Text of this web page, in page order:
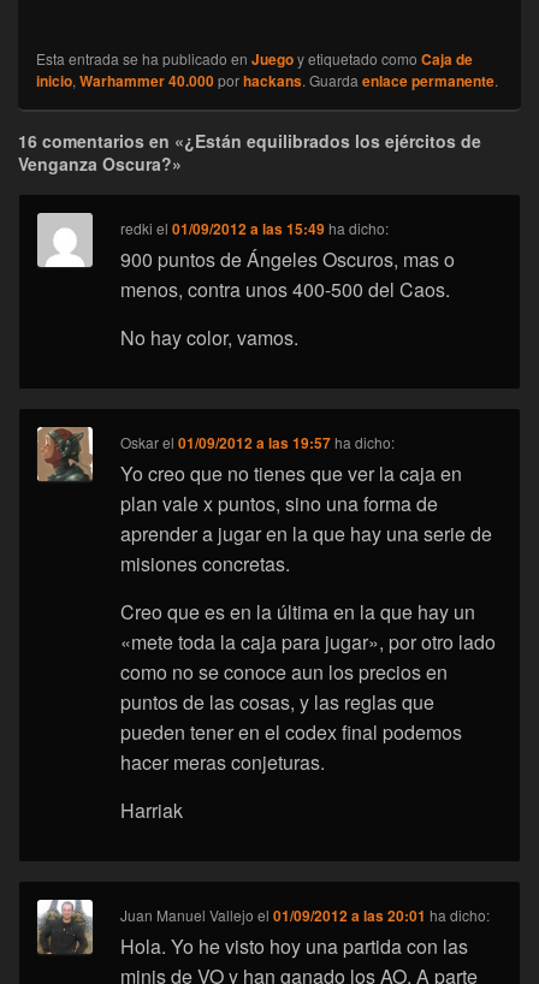
Esta entrada se ha publicado en Juegoy etiquetado como Caja de
inicio, Warhammer 40.000porhackans. Guarda enlace permanente.
16 comentarios en «¿Están equilibrados los ejércitos de
Venganza Oscura?»
redki el01/09/2012 a las 15:49 ha dicho:
900 puntos de Ángeles Oscuros, mas o
menos, contra unos 400-500 del Caos.
No hay color, vamos.
Oskarel01/09/2012 a las 19:57 ha dicho:
Yo creo que no tienes que ver la caja en
plan vale x puntos, sino una forma de
aprender a jugar en la que hay una serie de
misiones concretas.
Creo que es en la última en la que hay un
«mete toda la caja para jugar», por otro lado
como no se conoce aun los precios en
puntos de las cosas, y las reglas que
pueden tener en el codex final podemos
hacer meras conjeturas.
Harriak
Juan Manuel Vallejo el01/09/2012 a las 20:01 ha dicho:
Hola. Yo he visto hoy una partida con las
minis de VO y han ganado los AO. A parte